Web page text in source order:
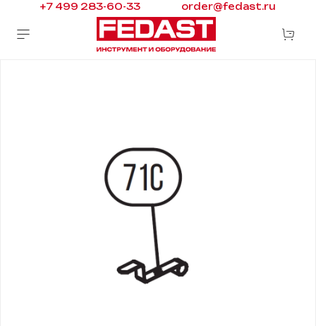
+7 499 283-60-33 order@fedast.ru